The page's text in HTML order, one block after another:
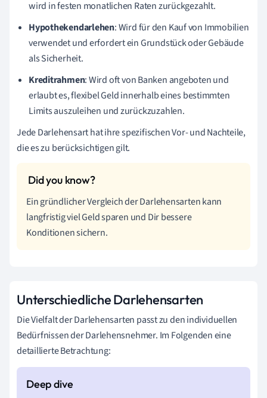
wird in festen monatlichen Raten zurückgezahlt.
Hypothekendarlehen: Wird für den Kauf von Immobilien
verwendet und erfordert ein Grundstück oder Gebäude
als Sicherheit.
Kreditrahmen: Wird oft von Banken angeboten und
erlaubt es, flexibel Geld innerhalb eines bestimmten
Limits auszuleihen und zurückzuzahlen.
Jede Darlehensart hat ihre spezifischen Vor- und Nachteile,
die es zu berücksichtigen gilt.
Ein gründlicher Vergleich der Darlehensarten kann
langfristig viel Geld sparen und Dir bessere
Konditionen sichern.
Unterschiedliche Darlehensarten
Die Vielfalt der Darlehensarten passt zu den individuellen
Bedürfnissen der Darlehensnehmer. Im Folgenden eine
detaillierte Betrachtung: